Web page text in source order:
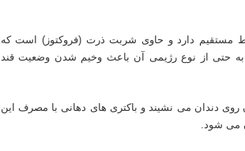
مستقیم دارد و حاوی شربت ذرت (فروکتوز) است که
حتی از نوع رژیمی آن باعث وخیم شدن وضعیت قند
دندان می نشیند و باکتری های دهانی با مصرف این
می شود.